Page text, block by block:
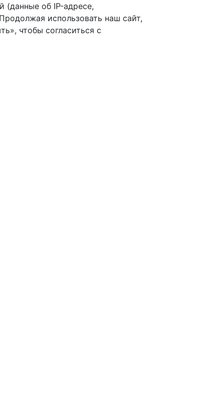
(данные об IP-адресе,
использовать наш сайт,
чтобы согласиться с